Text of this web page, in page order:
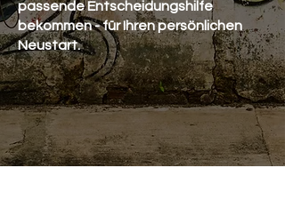
passende Entscheidungshilfe
bekommen - für Ihren persönlichen
Neustart.